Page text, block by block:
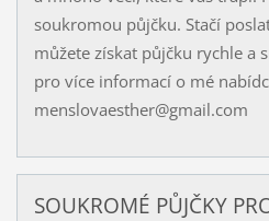
soukromou půjčku. Stačí
můžete získat půjčku rychle a
pro více informací o mé
menslovaesther@gmail.com
SOUKROMÉ PŮJČKY